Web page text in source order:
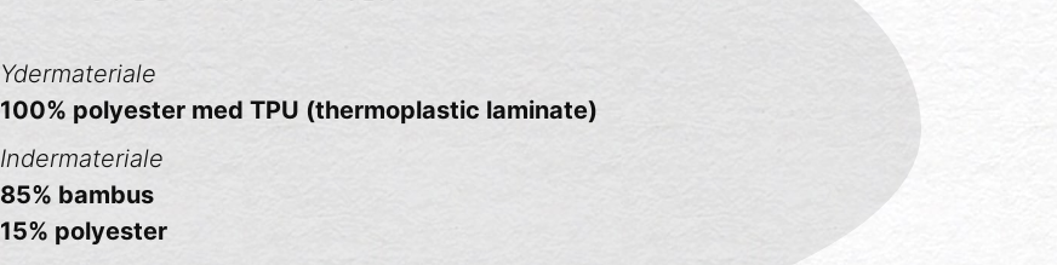
Ydermateriale
100% polyester med TPU (thermoplastic laminate)
Indermateriale
85% bambus
15% polyester